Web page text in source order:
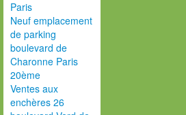
Paris
Neuf emplacement
de parking
boulevard de
Charonne Paris
20ème
Ventes aux
enchères 26